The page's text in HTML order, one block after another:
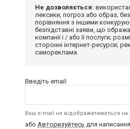
Не дозволяється:
лексики, погроз або образ;
порівняння з іншими
безпідставні заяви, що
компанії і / або її послуги;
сторонні інтернет-ресурси;
самореклама.
Введіть email:
Ваш e-mail не відображатиметься на
або Авторизуйтесь для